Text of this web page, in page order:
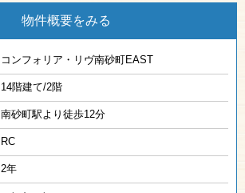
物件概要をみる
コンフォリア・リヴ南砂町EAST
14階建て/2階
南砂町駅より徒歩12分
RC
2年